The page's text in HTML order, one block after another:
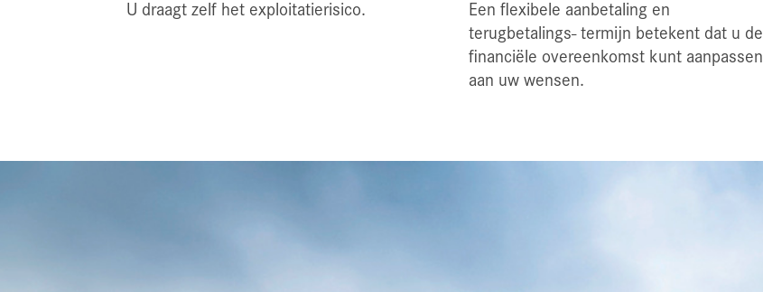
U draagt zelf het exploitatierisico.
Een flexibele aanbetaling en
terugbetalings- termijn betekent dat u de
financiële overeenkomst kunt aanpassen
aan uw wensen.